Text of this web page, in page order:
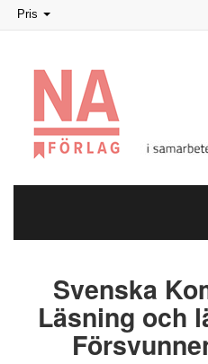
Toggle
navigation
Pris
Svenska
Läsning och